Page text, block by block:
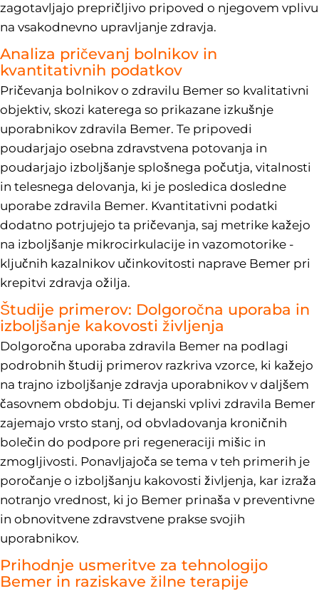
zagotavljajo prepričljivo pripoved o njegovem vplivu
na vsakodnevno upravljanje zdravja.
Analiza pričevanj bolnikov in
kvantitativnih podatkov
Pričevanja bolnikov o zdravilu Bemer so kvalitativni
objektiv, skozi katerega so prikazane izkušnje
uporabnikov zdravila Bemer. Te pripovedi
poudarjajo osebna zdravstvena potovanja in
poudarjajo izboljšanje splošnega počutja, vitalnosti
in telesnega delovanja, ki je posledica dosledne
uporabe zdravila Bemer. Kvantitativni podatki
dodatno potrjujejo ta pričevanja, saj metrike kažejo
na izboljšanje mikrocirkulacije in vazomotorike -
ključnih kazalnikov učinkovitosti naprave Bemer pri
krepitvi zdravja ožilja.
Študije primerov: Dolgoročna uporaba in
izboljšanje kakovosti življenja
Dolgoročna uporaba zdravila Bemer na podlagi
podrobnih študij primerov razkriva vzorce, ki kažejo
na trajno izboljšanje zdravja uporabnikov v daljšem
časovnem obdobju. Ti dejanski vplivi zdravila Bemer
zajemajo vrsto stanj, od obvladovanja kroničnih
bolečin do podpore pri regeneraciji mišic in
zmogljivosti. Ponavljajoča se tema v teh primerih je
poročanje o izboljšanju kakovosti življenja, kar izraža
notranjo vrednost, ki jo Bemer prinaša v preventivne
in obnovitvene zdravstvene prakse svojih
uporabnikov.
Prihodnje usmeritve za tehnologijo
Bemer in raziskave žilne terapije